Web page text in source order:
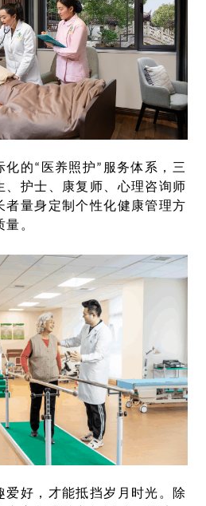
化的 “ 医养照护”服务体系，三
、护士、康复师、心理咨询师
者量身定制个性化健康管理方
。
爱好，才能抵挡岁月时光。除